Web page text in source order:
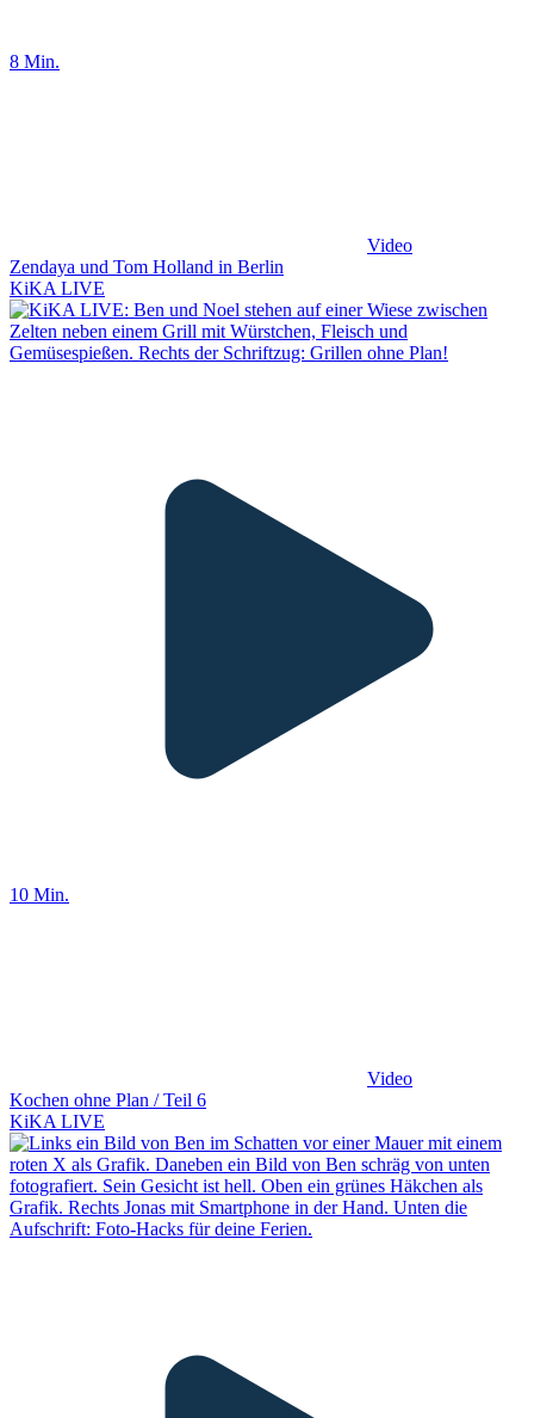
8 Min.
Video
Zendaya und Tom Holland in Berlin
KiKA LIVE
10 Min.
Video
Kochen ohne Plan / Teil 6
KiKA LIVE